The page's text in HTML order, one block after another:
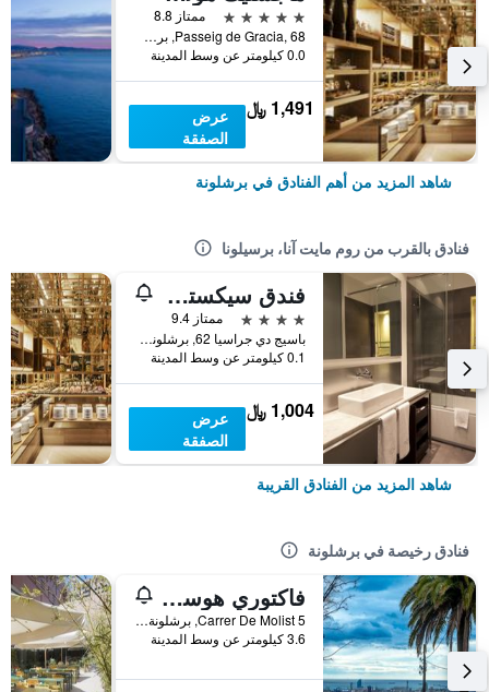
5 نجوم
ممتاز 8.8
Passeig de Gracia, 68, برشلونة, أسبانيا
0.0 كيلومتر عن وسط المدينة
1,491 ﷼
عرض
الصفقة
شاهد المزيد من أهم الفنادق في برشلونة
فنادق بالقرب من روم مايت آنا، برسيلونا
فندق سيكستي تو
4 نجوم
ممتاز 9.4
باسيج دي جراسيا 62, برشلونة, أسبانيا
0.1 كيلومتر عن وسط المدينة
1,004 ﷼
عرض
الصفقة
شاهد المزيد من الفنادق القريبة
فنادق رخيصة في برشلونة
فاكتوري هوستلز بارسيلونا
Carrer De Molist 5, برشلونة, أسبانيا
3.6 كيلومتر عن وسط المدينة